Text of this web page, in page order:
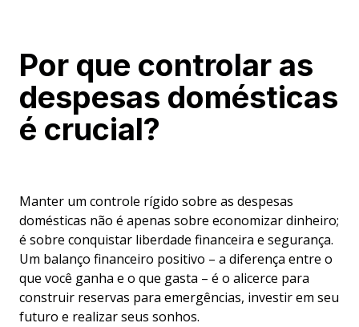
Por que controlar as
despesas domésticas
é crucial?
Manter um controle rígido sobre as despesas
domésticas não é apenas sobre economizar dinheiro;
é sobre conquistar liberdade financeira e segurança.
Um balanço financeiro positivo – a diferença entre o
que você ganha e o que gasta – é o alicerce para
construir reservas para emergências, investir em seu
futuro e realizar seus sonhos.